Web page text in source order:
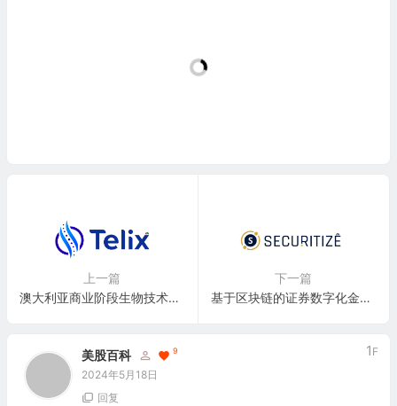
上一篇
澳大利亚商业阶段生物技术公司：Telix Pharmaceuticals Limited(TLX)
下一篇
基于区块链的证券数字化金融科技公司：Securitize, Inc.
美股百科 9
2024年5月18日
1 F
回复